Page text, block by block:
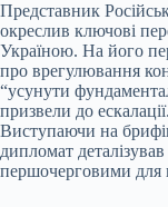
Представник
окреслив ключові
Україною. На його
про врегулювання
“усунути
призвели до
Виступаючи на
дипломат
першочерговими для